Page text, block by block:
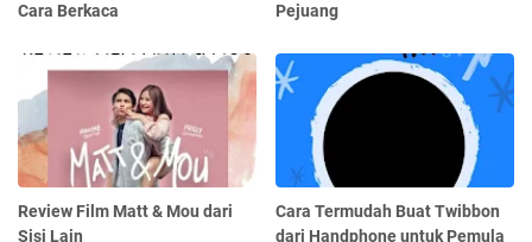
Cara Berkaca
Pejuang
Review Film Matt & Mou dari
Sisi Lain
Cara Termudah Buat Twibbon
dari Handphone untuk Pemula